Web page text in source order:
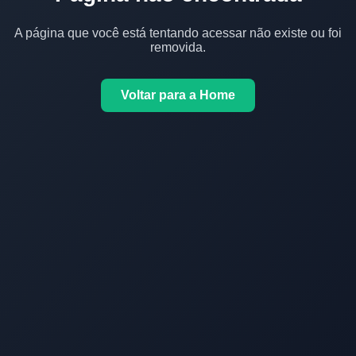
A página que você está tentando acessar não existe ou foi
removida.
Voltar para a Home